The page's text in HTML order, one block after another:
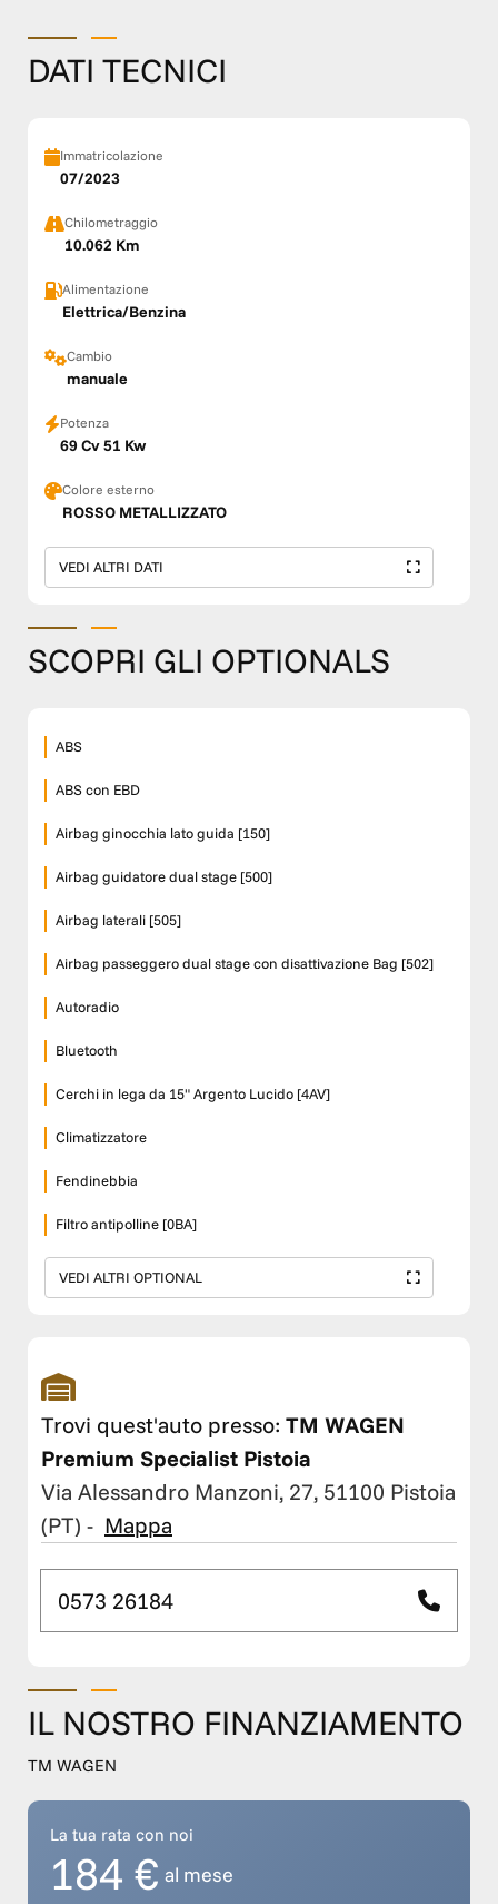
DATI TECNICI
Immatricolazione
07/2023
Chilometraggio
10.062 Km
Alimentazione
Elettrica/Benzina
Cambio
manuale
Potenza
69 Cv 51 Kw
Colore esterno
ROSSO METALLIZZATO
VEDI ALTRI DATI
SCOPRI GLI OPTIONALS
ABS
ABS con EBD
Airbag ginocchia lato guida [150]
Airbag guidatore dual stage [500]
Airbag laterali [505]
Airbag passeggero dual stage con disattivazione Bag [502]
Autoradio
Bluetooth
Cerchi in lega da 15" Argento Lucido [4AV]
Climatizzatore
Fendinebbia
Filtro antipolline [0BA]
VEDI ALTRI OPTIONAL
Trovi quest'auto presso: TM WAGEN
Premium Specialist Pistoia
Via Alessandro Manzoni, 27, 51100 Pistoia
(PT) - Mappa
0573 26184
IL NOSTRO FINANZIAMENTO
TM WAGEN
La tua rata con noi
184 € al mese